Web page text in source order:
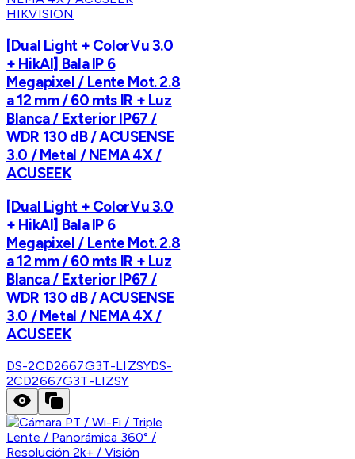
HIKVISION
[Dual Light + ColorVu 3.0
+ HikAI] Bala IP 6
Megapixel / Lente Mot. 2.8
a 12 mm / 60 mts IR + Luz
Blanca / Exterior IP67 /
WDR 130 dB / ACUSENSE
3.0 / Metal / NEMA 4X /
ACUSEEK
[Dual Light + ColorVu 3.0
+ HikAI] Bala IP 6
Megapixel / Lente Mot. 2.8
a 12 mm / 60 mts IR + Luz
Blanca / Exterior IP67 /
WDR 130 dB / ACUSENSE
3.0 / Metal / NEMA 4X /
ACUSEEK
DS-2CD2667G3T-LIZSYDS-
2CD2667G3T-LIZSY